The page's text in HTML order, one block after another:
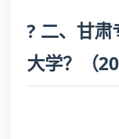
? 二、甘
大学？（